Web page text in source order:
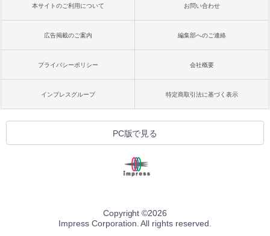
本サイトのご利用について お問い合わせ
広告掲載のご案内 編集部へのご連絡
プライバシーポリシー 会社概要
インプレスグループ 特定商取引法に基づく表示
PC版で見る
Copyright ©2026
Impress Corporation. All rights reserved.